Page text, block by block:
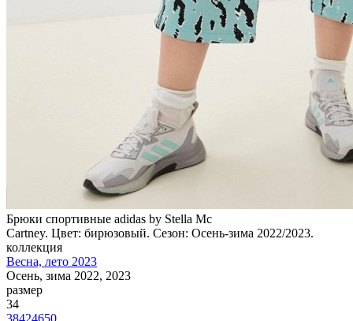
Брюки спортивные adidas by Stella Mc
Cartney. Цвет: бирюзовый. Сезон: Осень-зима 2022/2023.
коллекция
Весна, лето 2023
Осень, зима 2022, 2023
размер
34
38424650